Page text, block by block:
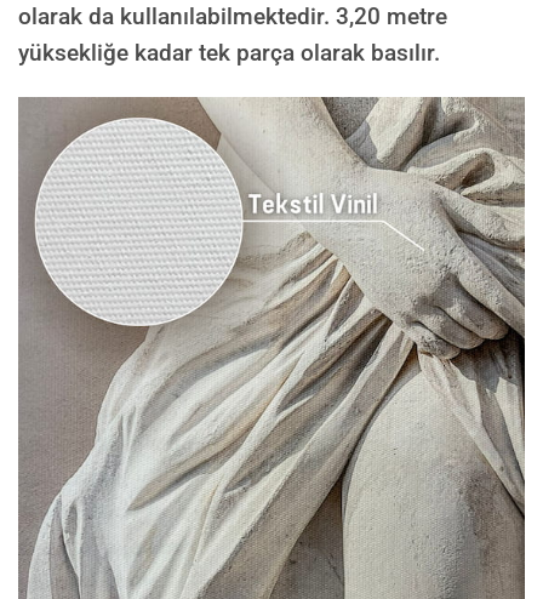
olarak da kullanılabilmektedir. 3,20 metre
yüksekliğe kadar tek parça olarak basılır.